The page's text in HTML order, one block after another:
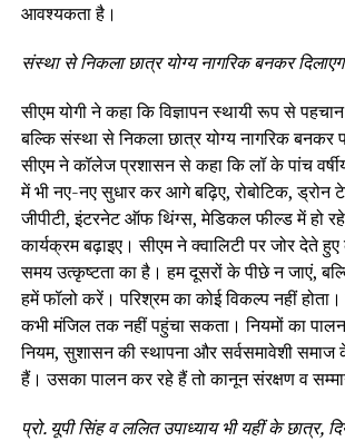
आवश्यकता है।
संस्था से निकला छात्र योग्य नागरिक बनकर
सीएम योगी ने कहा कि विज्ञापन स्थायी रूप से
बल्कि संस्था से निकला छात्र योग्य नागरिक बनकर
सीएम ने कॉलेज प्रशासन से कहा कि लॉ के पांच
में भी नए-नए सुधार कर आगे बढ़िए, रोबोटिक, ड्रोन
जीपीटी, इंटरनेट ऑफ थिंग्स, मेडिकल फील्ड में हो
कार्यक्रम बढ़ाइए। सीएम ने क्वालिटी पर जोर देते
समय उत्कृष्टता का है। हम दूसरों के पीछे न जाएं,
हमें फॉलो करें। परिश्रम का कोई विकल्प नहीं होता।
कभी मंजिल तक नहीं पहुंचा सकता। नियमों का
नियम, सुशासन की स्थापना और सर्वसमावेशी समाज
हैं। उसका पालन कर रहे हैं तो कानून संरक्षण व
प्रो. यूपी सिंह व ललित उपाध्याय भी यहीं के छात्र,